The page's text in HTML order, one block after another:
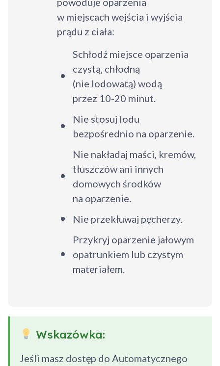
w miejscach wejścia i wyjścia
prądu z ciała:
Schłodź miejsce oparzenia
czystą, chłodną
(nie lodowatą) wodą
przez 10-20 minut.
Nie stosuj lodu
bezpośrednio na oparzenie.
Nie nakładaj maści, kremów,
tłuszczów ani innych
domowych środków
na oparzenie.
Nie przekłuwaj pęcherzy.
Przykryj oparzenie jałowym
opatrunkiem lub czystym
materiałem.
Wskazówka:
Jeśli masz dostęp do Automatycznego
Kontynuuj zakupy